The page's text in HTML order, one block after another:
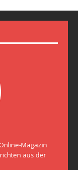
Magazin
aus der